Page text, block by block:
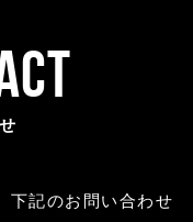
下記のお問い合わせ